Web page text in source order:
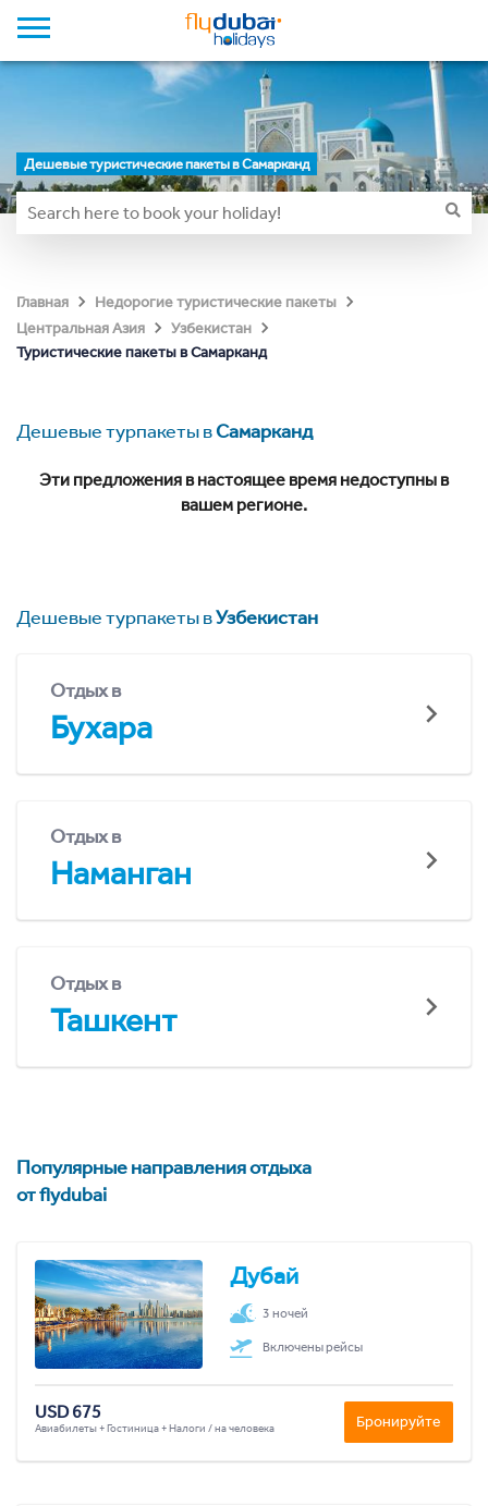
Дешевые туристические пакеты в Самарканд
Главная
Недорогие туристические пакеты
Центральная Азия
Узбекистан
Туристические пакеты в Самарканд
Дешевые турпакеты вСамарканд
Эти предложения в настоящее время недоступны в
вашем регионе.
Дешевые турпакеты вУзбекистан
Отдых в
Бухара
Отдых в
Наманган
Отдых в
Ташкент
Популярные направления отдыха
от flydubai
Дубай
3 ночей
Включены рейсы
USD 675
Авиабилеты + Гостиница + Налоги / на человека Бронируйте